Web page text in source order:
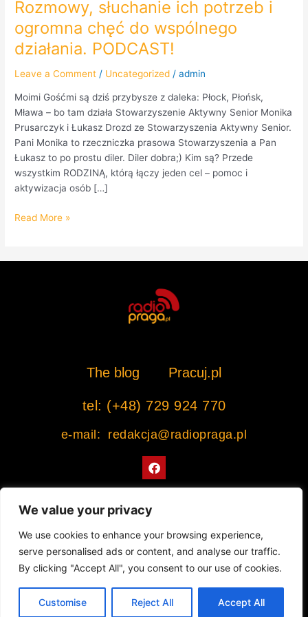
We value your privacy
We use cookies to enhance your browsing experience,
serve personalised ads or content, and analyse our traffic.
By clicking "Accept All", you consent to our use of cookies.
Customise Reject All Accept All
Rozmowy, słuchanie ich potrzeb i
ogromna chęć do wspólnego
działania. PODCAST!
Leave a Comment / Uncategorized /admin
Moimi Gośćmi są dziś przybysze z daleka: Płock, Płońsk,
Mława – bo tam działa Stowarzyszenie Aktywny Senior Monika
Prusarczyk i Łukasz Drozd ze Stowarzyszenia Aktywny Senior.
Pani Monika to rzeczniczka prasowa Stowarzyszenia a Pan
Łukasz to po prostu diler. Diler dobra;) Kim są? Przede
wszystkim RODZINĄ, którą łączy jeden cel – pomoc i
aktywizacja osób […]
ich
potrzeb
ogromna
chęć
wspólnego
działania.
PODCAST!
Read More »
The blog Pracuj.pl
tel: (+48) 729 924 770
e-mail: redakcja@radiopraga.pl
F
a
c
o
k
Współpracujemy z Muzeum Warszawskiej Pragi
© 2022 All rights Reserved. Radiopraga.pl
Projekt strony internetowej: tomasz-kaminski.pl